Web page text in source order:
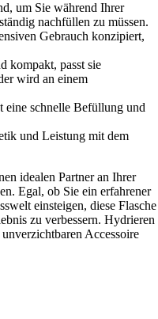
um Sie während Ihrer
nachfüllen zu müssen.
Gebrauch konzipiert,
kompakt, passt sie
wird an einem
eine schnelle Befüllung und
und Leistung mit dem
idealen Partner an Ihrer
Egal, ob Sie ein erfahrener
einsteigen, diese Flasche
zu verbessern. Hydrieren
Accessoire